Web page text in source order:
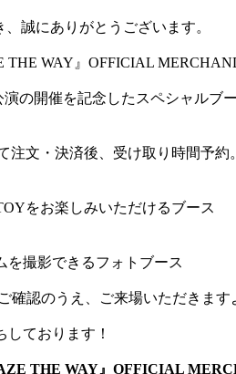
誠にありがとうございます。
THE WAY』OFFICIAL
の開催を記念したスペシャルブ
注文・決済後、受け取り時間予
をお楽しみいただけるブース
撮影できるフォトブース
確認のうえ、ご来場いただきま
ております！
THE WAY』OFFICIAL